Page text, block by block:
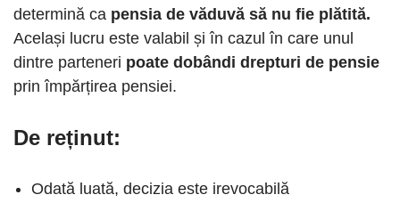
determină ca pensia de văduvă să nu fie plătită.
Același lucru este valabil și în cazul în care unul
dintre parteneri poate dobândi drepturi de pensie
prin împărțirea pensiei.
De reținut:
Odată luată, decizia este irevocabilă